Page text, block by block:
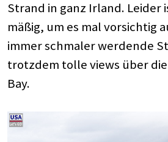
Strand in ganz Irland. Leider
mäßig, um es mal vorsichtig
immer schmaler werdende
trotzdem tolle views über
Bay.